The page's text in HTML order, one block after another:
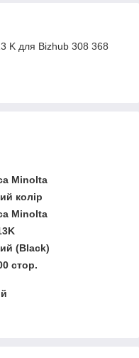
K для Bizhub 308 368
Minolta
колір
Minolta
(Black)
стор.